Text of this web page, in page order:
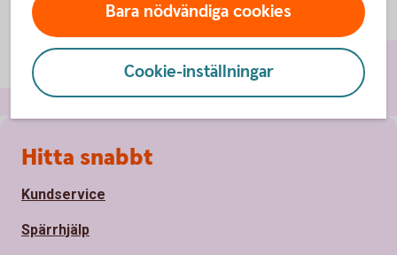
Bara nödvändiga cookies
Cookie-inställningar
Sidfot
Hitta snabbt
Kundservice
Spärrhjälp